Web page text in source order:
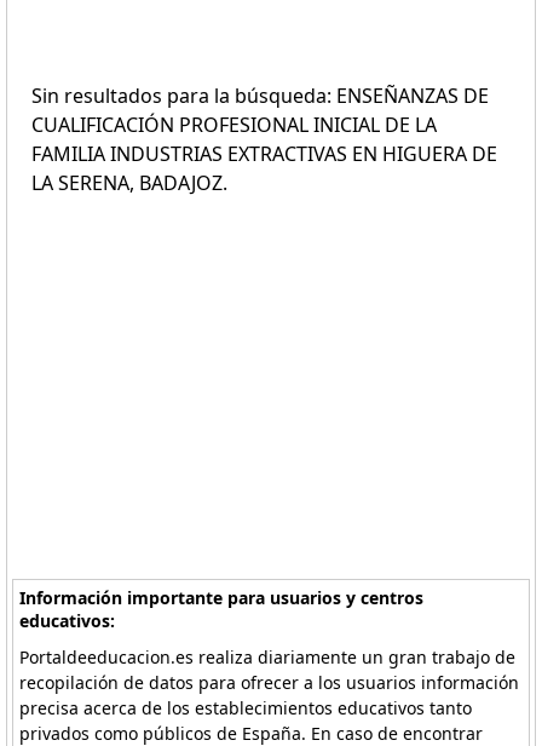
Sin resultados para la búsqueda: ENSEÑANZAS DE
CUALIFICACIÓN PROFESIONAL INICIAL DE LA
FAMILIA INDUSTRIAS EXTRACTIVAS EN HIGUERA DE
LA SERENA, BADAJOZ.
Información importante para usuarios y centros
educativos:
Portaldeeducacion.es realiza diariamente un gran trabajo de
recopilación de datos para ofrecer a los usuarios información
precisa acerca de los establecimientos educativos tanto
privados como públicos de España. En caso de encontrar